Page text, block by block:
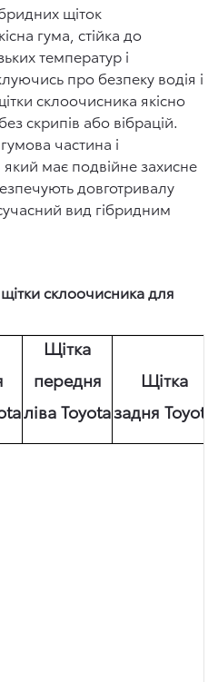
щіток
гума, стійка до
температур і
про безпеку водія і
склоочисника якісно
скрипів або вібрацій.
частина і
має подвійне захисне
довготривалу
вид гібридним
щітки склоочисника для
Щітка
передня
ліва Toyota
Щітка
задня Toyota